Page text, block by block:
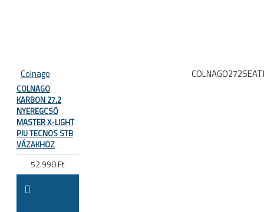
Colnago
COLNAGO
KARBON 27.2
NYEREGCSŐ
MASTER X-LIGHT
PIU TECNOS STB
VÁZAKHOZ
52.990 Ft